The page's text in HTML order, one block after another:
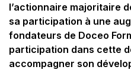
l’actionnaire majoritaire
sa participation à une
fondateurs de Doceo
participation dans cette
accompagner son